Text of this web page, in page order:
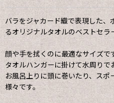
バラをジャカード織で表現した
るオリジナルタオルのベストセラ
顔や手を拭くのに最適なサイズで
タオルハンガーに掛けて水周りで
お風呂上りに頭に巻いたり、ス
様々です。